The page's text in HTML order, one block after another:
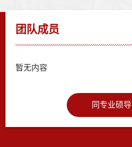
团队成员
暂无内容
同专业硕导